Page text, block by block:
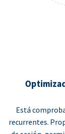
Está
recurrentes.